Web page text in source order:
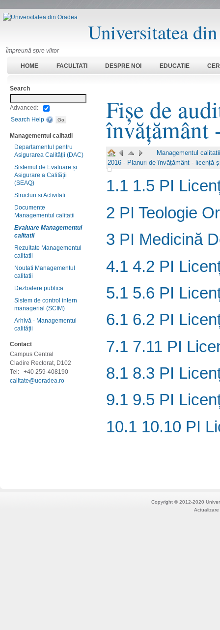
Universitatea
Împreună spre viitor
HOME FACULTATI DESPRE NOI EDUCATIE
Fișe de
învățământ
Managementul
2016 - Planuri de învățământ - licență
1.1 1.5 PI
2 PI Teologie
3 PI Medicină
4.1 4.2 PI
5.1 5.6 PI
6.1 6.2 PI
7.1 7.11 PI
8.1 8.3 PI
9.1 9.5 PI
10.1 10.10 PI
Search
Advanced:
Search Help
Managementul calitatii
Departamentul pentru
Asigurarea Calității (DAC)
Sistemul de Evaluare și
Asigurare a Calității
(SEAQ)
Structuri si Activitati
Documente
Managementul calitatii
Evaluare Managementul
calitatii
Rezultate Managementul
calitatii
Noutati Managementul
calitatii
Dezbatere publica
Sistem de control intern
managerial (SCIM)
Arhivă - Managementul
calității
Contact
Campus Central
Cladire Rectorat, D102
Tel: +40 259-408190
calitate@uoradea.ro
Copyright © 2012-2020